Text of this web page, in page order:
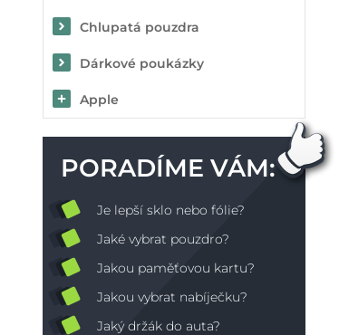
Chlupatá pouzdra
Dárkové poukázky
Apple
PORADÍME VÁM:
Je lepší sklo nebo fólie?
Jaké vybrat pouzdro?
Jakou paměťovou kartu?
Jakou vybrat nabíječku?
Jaký držák do auta?